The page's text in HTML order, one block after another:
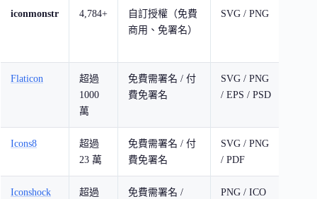
iconmonstr 4,784+
自訂授權（免費
商用、免署名）
SVG / PNG
Flaticon
超過
1000
萬
免費需署名 / 付
費免署名
SVG / PNG
/ EPS / PSD
Icons8
超過
23 萬
免費需署名 / 付
費免署名
SVG / PNG
/ PDF
Iconshock
超過
免費需署名 /
PNG / ICO